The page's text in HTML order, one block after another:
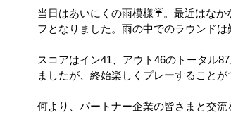
AIインカム HACCP（ハサップ） 夏の
当日はあいにくの雨模様☔。最近はな
フとなりました。雨の中でのラウンド
スコアはイン41、アウト46のトータル
ましたが、終始楽しくプレーすることが
何より、パートナー企業の皆さまと交